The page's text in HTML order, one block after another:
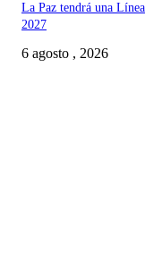
La Paz tendrá una
2027
6 agosto , 2026